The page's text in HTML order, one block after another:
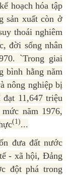
hoạch hóa tập
sản xuất còn ở
thoái nghiêm
đời sống nhân
`Trong giai
bình hằng năm
nông nghiệp bị
11,647 triệu
năm 1976,
(1)...
đưa đất nước
- xã hội, Đảng
đột phá trong